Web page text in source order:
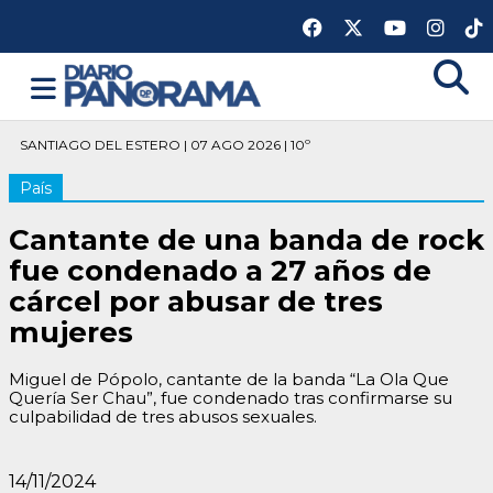
SANTIAGO DEL ESTERO | 07 AGO 2026 | 10º
País
Cantante de una banda de rock
fue condenado a 27 años de
cárcel por abusar de tres
mujeres
Miguel de Pópolo, cantante de la banda “La Ola Que
Quería Ser Chau”, fue condenado tras confirmarse su
culpabilidad de tres abusos sexuales.
14/11/2024